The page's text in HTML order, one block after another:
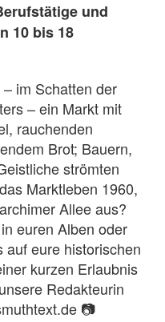
und
10 bis 18
im Schatten der
– ein Markt mit
rauchenden
Brot; Bauern,
strömten
Marktleben 1960,
Allee aus?
euren Alben oder
auf eure historischen
kurzen Erlaubnis
Redakteurin
📷